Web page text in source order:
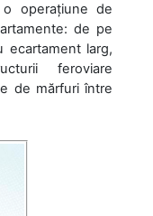
operațiune de
de pe
ecartament larg,
feroviare
de mărfuri între